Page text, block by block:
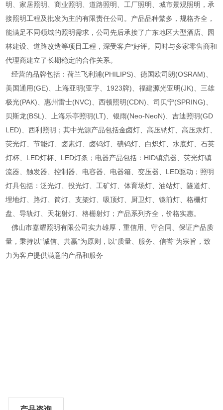
明、家居照明、商业照明、道路照明、工厂照明、城市景观照明，承
接照明工程及批发为主的有限责任公司。产品品种繁多，规格齐全，
能满足不同领域的照明需求，公司先后承接了广东地区大型酒店、园
林建设、道路改造等项目工程，深受客户*好评。同时与多家零售商和
代理商建立了长期稳定的合作关系。
经营的品牌包括：荷兰飞利浦(PHILIPS)、德国欧司朗(OSRAM)、
美国通用(GE)、上海亚明(亚字、1923牌)、福建源光亚明(JK)、三雄
极光(PAK)、惠州雷士(NVC)、西顿照明(CDN)、司贝宁(SPRING)、
贝斯龙(BSL)、上海乐亭照明(LT)、银雨(Neo-NeoN)、吉迪照明(GD
LED)、西利照明；其中光源产品包括金卤灯、高压钠灯、高压汞灯、
荧光灯、节能灯、卤素灯、卤钨灯、碘钨灯、白炽灯、水底灯、石英
灯杯、LED灯杯、LED灯条；电器产品包括：HID镇流器、荧光灯镇
流器、触发器、控制器、电容器、电器箱、变压器、LED驱动；照明
灯具包括：泛光灯、投光灯、工矿灯、体育场灯、油站灯、隧道灯、
埋地灯、路灯、筒灯、支架灯、吸顶灯、厨卫灯、镜前灯、格栅灯
盘、导轨灯、天花射灯、格栅射灯；产品系列齐全，价格实惠。
佛山市嘉耀照明有限公司实力雄厚，重信用、守合同、保证产品质
量，秉持以“诚信、共赢”为原则，以“质量、服务、信誉”为宗旨，致
力为客户提供满意的产品和服务